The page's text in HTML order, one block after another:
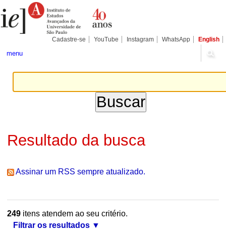
para
conteúdo.
Pessoais
Cadastre-se YouTube Instagram WhatsApp English
menu
Resultado da busca
Assinar um RSS sempre atualizado.
249itens atendem ao seu critério.
Filtrar os resultados